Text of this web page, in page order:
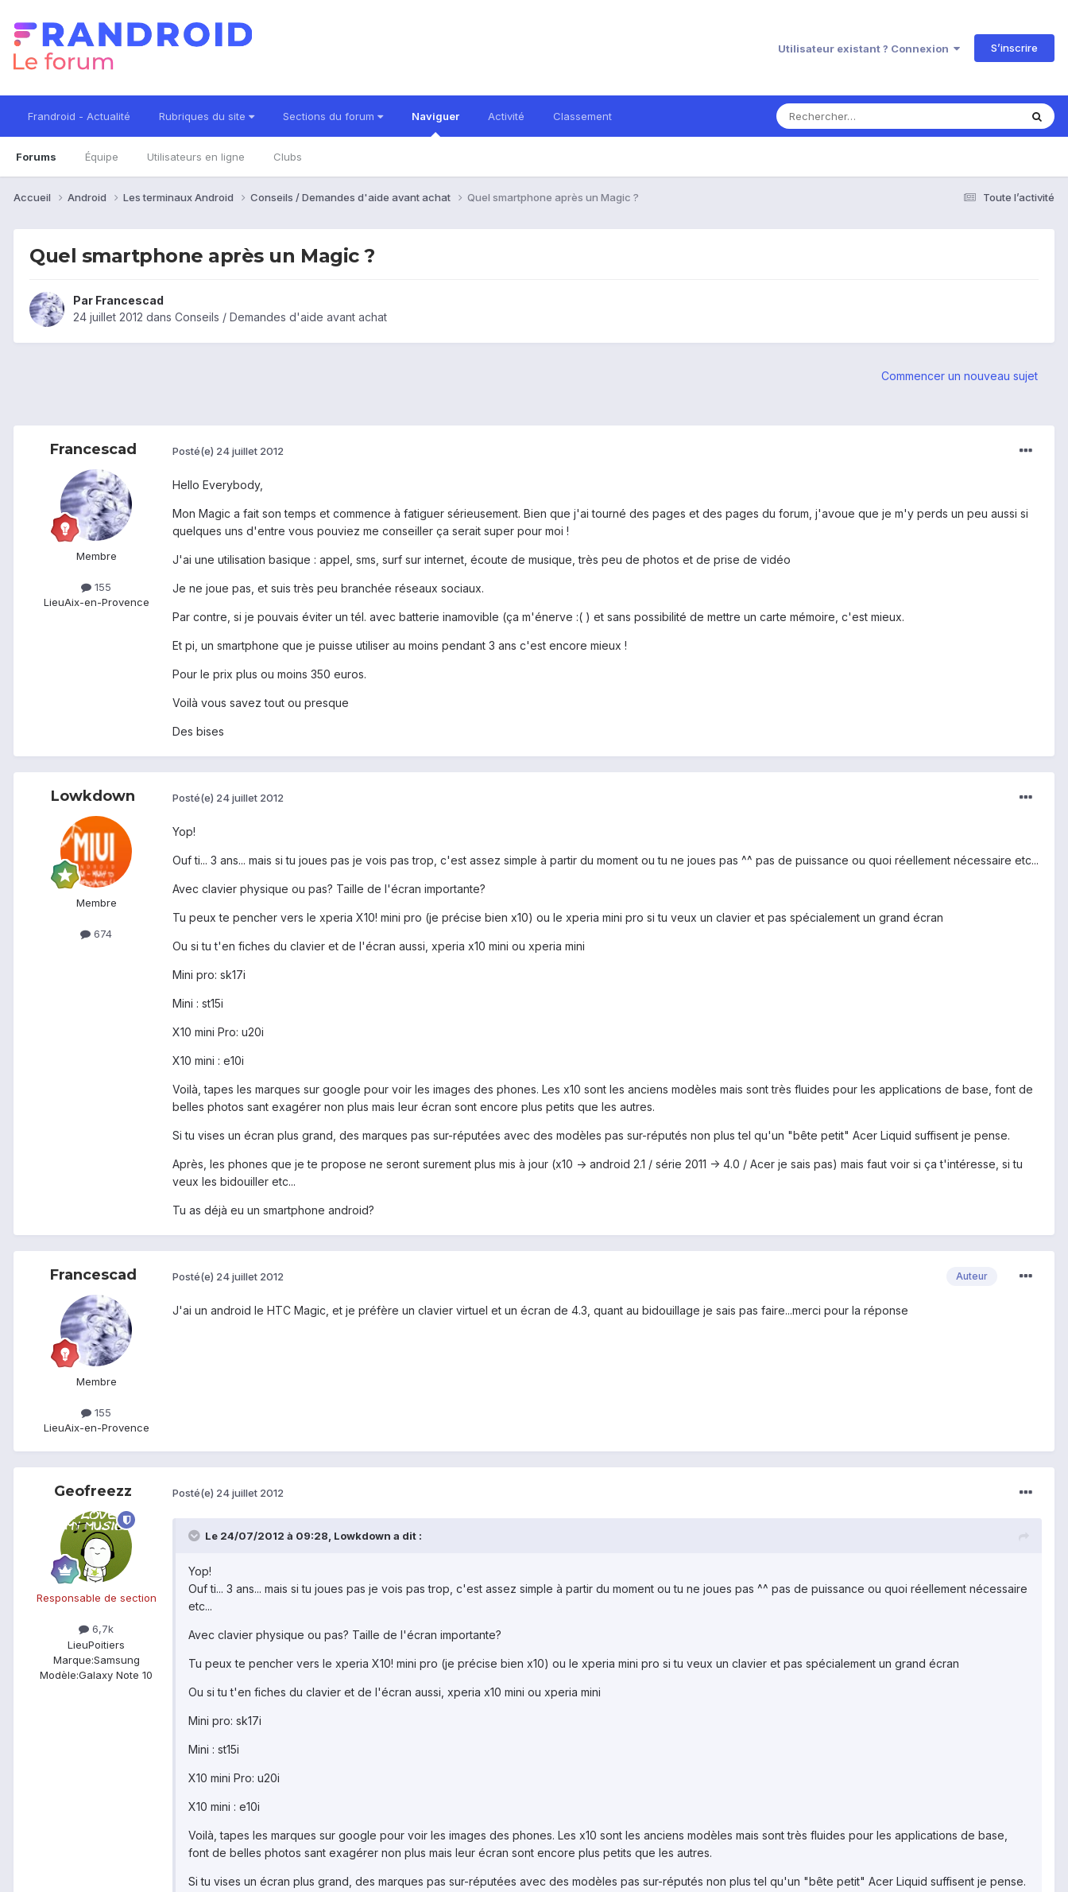
Utilisateur existant ? Connexion S’inscrire
Frandroid - Actualité Rubriques du site Sections du forum Naviguer
Forums Équipe Utilisateurs en ligne Clubs
Activité Classement
Toute l’activité
Accueil Android Les terminaux Android Conseils / Demandes d'aide avant achat Quel smartphone après un Magic ?
Quel smartphone après un Magic ?
Par Francescad
24 juillet 2012 dans Conseils / Demandes d'aide avant achat
Commencer un nouveau sujet
Francescad
Membre
155
LieuAix-en-Provence
Posté(e) 24 juillet 2012
Hello Everybody,
Mon Magic a fait son temps et commence à fatiguer sérieusement. Bien que j'ai tourné des pages et des pages du forum, j'avoue que je m'y perds un peu aussi si
quelques uns d'entre vous pouviez me conseiller ça serait super pour moi !
J'ai une utilisation basique : appel, sms, surf sur internet, écoute de musique, très peu de photos et de prise de vidéo
Je ne joue pas, et suis très peu branchée réseaux sociaux.
Par contre, si je pouvais éviter un tél. avec batterie inamovible (ça m'énerve :( ) et sans possibilité de mettre un carte mémoire, c'est mieux.
Et pi, un smartphone que je puisse utiliser au moins pendant 3 ans c'est encore mieux !
Pour le prix plus ou moins 350 euros.
Voilà vous savez tout ou presque
Des bises
Lowkdown
Membre
674
Posté(e) 24 juillet 2012
Yop!
Ouf ti... 3 ans... mais si tu joues pas je vois pas trop, c'est assez simple à partir du moment ou tu ne joues pas ^^ pas de puissance ou quoi réellement nécessaire etc...
Avec clavier physique ou pas? Taille de l'écran importante?
Tu peux te pencher vers le xperia X10! mini pro (je précise bien x10) ou le xperia mini pro si tu veux un clavier et pas spécialement un grand écran
Ou si tu t'en fiches du clavier et de l'écran aussi, xperia x10 mini ou xperia mini
Mini pro: sk17i
Mini : st15i
X10 mini Pro: u20i
X10 mini : e10i
Voilà, tapes les marques sur google pour voir les images des phones. Les x10 sont les anciens modèles mais sont très fluides pour les applications de base, font de
belles photos sant exagérer non plus mais leur écran sont encore plus petits que les autres.
Si tu vises un écran plus grand, des marques pas sur-réputées avec des modèles pas sur-réputés non plus tel qu'un "bête petit" Acer Liquid suffisent je pense.
Après, les phones que je te propose ne seront surement plus mis à jour (x10 -> android 2.1 / série 2011 -> 4.0 / Acer je sais pas) mais faut voir si ça t'intéresse, si tu
veux les bidouiller etc...
Tu as déjà eu un smartphone android?
Francescad
Membre
155
LieuAix-en-Provence
Auteur
Posté(e) 24 juillet 2012
J'ai un android le HTC Magic, et je préfère un clavier virtuel et un écran de 4.3, quant au bidouillage je sais pas faire...merci pour la réponse
Geofreezz
Responsable de section
6,7k
LieuPoitiers
Marque:Samsung
Modèle:Galaxy Note 10
Posté(e) 24 juillet 2012
Le 24/07/2012 à 09:28, Lowkdown a dit :
Yop!
Ouf ti... 3 ans... mais si tu joues pas je vois pas trop, c'est assez simple à partir du moment ou tu ne joues pas ^^ pas de puissance ou quoi réellement nécessaire
etc...
Avec clavier physique ou pas? Taille de l'écran importante?
Tu peux te pencher vers le xperia X10! mini pro (je précise bien x10) ou le xperia mini pro si tu veux un clavier et pas spécialement un grand écran
Ou si tu t'en fiches du clavier et de l'écran aussi, xperia x10 mini ou xperia mini
Mini pro: sk17i
Mini : st15i
X10 mini Pro: u20i
X10 mini : e10i
Voilà, tapes les marques sur google pour voir les images des phones. Les x10 sont les anciens modèles mais sont très fluides pour les applications de base,
font de belles photos sant exagérer non plus mais leur écran sont encore plus petits que les autres.
Si tu vises un écran plus grand, des marques pas sur-réputées avec des modèles pas sur-réputés non plus tel qu'un "bête petit" Acer Liquid suffisent je pense.